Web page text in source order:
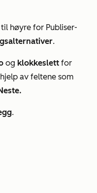
til høyre for Publiser-
.
og klokkeslett for
av feltene som
.